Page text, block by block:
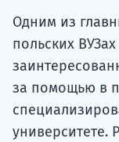
Одним из
польских
за помощью в
университете.